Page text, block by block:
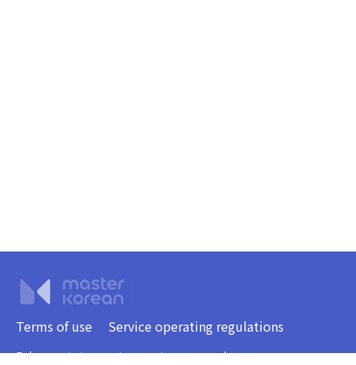
Terms of use
Service operating regulations
Privacy statement
customer service